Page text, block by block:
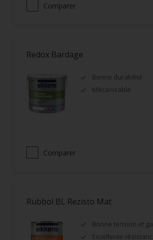
Comparer
Redox Bardage
Bonne durabilité
Mécanisable
Comparer
Rubbol BL Rezisto Mat
Bonne tension et
Excellente